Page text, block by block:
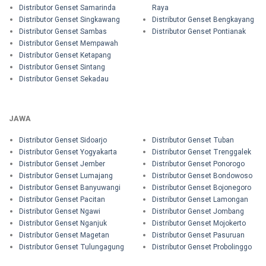
Distributor Genset Samarinda
Distributor Genset Singkawang
Distributor Genset Sambas
Distributor Genset Mempawah
Distributor Genset Ketapang
Distributor Genset Sintang
Distributor Genset Sekadau
Raya
Distributor Genset Bengkayang
Distributor Genset Pontianak
JAWA
Distributor Genset Sidoarjo
Distributor Genset Yogyakarta
Distributor Genset Jember
Distributor Genset Lumajang
Distributor Genset Banyuwangi
Distributor Genset Pacitan
Distributor Genset Ngawi
Distributor Genset Nganjuk
Distributor Genset Magetan
Distributor Genset Tulungagung
Distributor Genset Tuban
Distributor Genset Trenggalek
Distributor Genset Ponorogo
Distributor Genset Bondowoso
Distributor Genset Bojonegoro
Distributor Genset Lamongan
Distributor Genset Jombang
Distributor Genset Mojokerto
Distributor Genset Pasuruan
Distributor Genset Probolinggo